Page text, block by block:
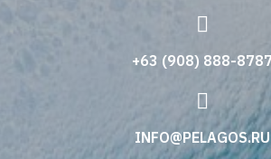
+63 (908) 888-8787
INFO@PELAGOS.RU